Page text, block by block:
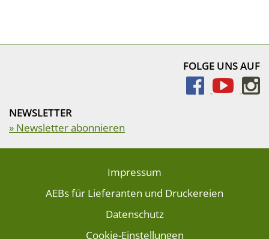
FOLGE UNS AUF
NEWSLETTER
» Newsletter abonnieren
Impressum
AEBs für Lieferanten und Druckereien
Datenschutz
Cookie-Einstellungen